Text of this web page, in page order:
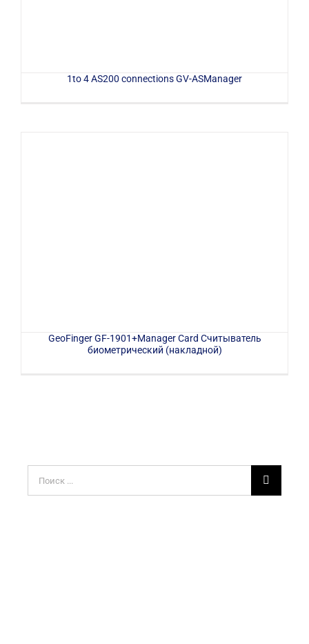
1to 4 AS200 connections GV-ASManager
GeoFinger GF-1901+Manager Card Считыватель
биометрический (накладной)
поиска: